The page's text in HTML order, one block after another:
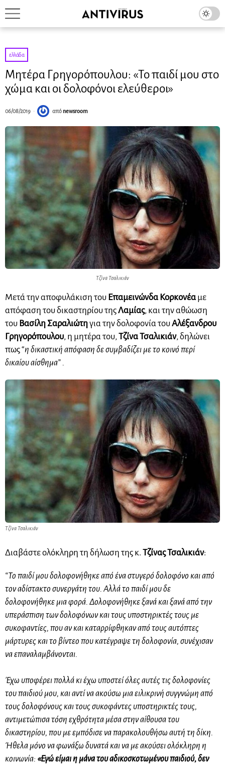
ελλάδα
Μητέρα Γρηγορόπουλου: «Το παιδί μου στο
χώμα και οι δολοφόνοι ελεύθεροι»
06/08/2019 από newsroom
Τζίνα Τσαλικιάν
Μετά την αποφυλάκιση του Επαμεινώνδα Κορκονέα με
απόφαση του δικαστηρίου τηςΛαμίας, και την αθώωση
του Βασίλη Σαραλιώτηγια την δολοφονία τουΑλέξανδρου
Γρηγορόπουλου, η μητέρα του,Τζίνα Τσαλικιάν, δηλώνει
πως “η δικαστική απόφαση δε συμβαδίζει με το κοινό περί
δικαίου αίσθημα” .
Τζίνα Τσαλικιάν
Διαβάστε ολόκληρη τη δήλωση της κ. Τζίνας Τσαλικιάν:
“Το παιδί μου δολοφονήθηκε από ένα στυγερό δολοφόνο και από
τον αδίστακτο συνεργάτη του. Αλλά το παιδί μου δε
δολοφονήθηκε μια φορά. Δολοφονήθηκε ξανά και ξανά από την
υπεράσπιση των δολοφόνων και τους υποστηρικτές τους με
συκοφαντίες, που αν και καταρρίφθηκαν από τους αυτόπτες
μάρτυρες και το βίντεο που κατέγραψε τη δολοφονία, συνέχισαν
να επαναλαμβάνονται.
Έχω υποφέρει πολλά κι έχω υποστεί όλες αυτές τις δολοφονίες
του παιδιού μου, και αντί να ακούσω μια ειλικρινή συγγνώμη από
τους δολοφόνους και τους συκοφάντες υποστηρικτές τους,
αντιμετώπισα τόση εχθρότητα μέσα στην αίθουσα του
δικαστηρίου, που με εμπόδισε να παρακολουθήσω αυτή τη δίκη.
Ήθελα μόνο να φωνάξω δυνατά και να με ακούσει ολόκληρη η
κοινωνία: «Εγώ είμαι η μάνα του αδικοσκοτωμένου παιδιού, δεν